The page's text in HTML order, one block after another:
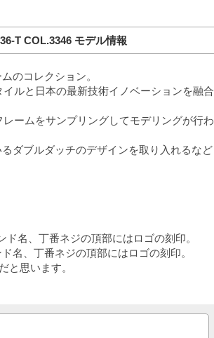
T COL.3346 モデル情報
のコレクション。
ルと日本の最新技術イノベーションを融合
ームをサンプリングしてモデリングが行わ
ダブルダッチのデザインを取り入れるなど
名、丁番ネジの頂部にはロゴの刻印。
名、丁番ネジの頂部にはロゴの刻印。
と思います。